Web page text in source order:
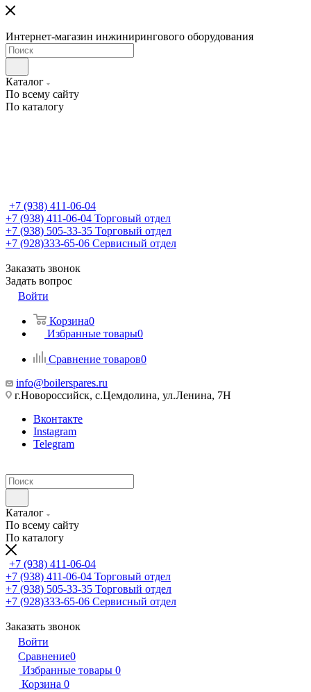
Интернет-магазин инжинирингового оборудования
Каталог
По всему сайту
По каталогу
+7 (938) 411-06-04
+7 (938) 411-06-04 Торговый отдел
+7 (938) 505-33-35 Торговый отдел
+7 (928)333-65-06 Сервисный отдел
Заказать звонок
Задать вопрос
Войти
Корзина0
Избранные товары0
Сравнение товаров0
info@boilerspares.ru
г.Новороссийск, с.Цемдолина, ул.Ленина, 7Н
Вконтакте
Instagram
Telegram
Каталог
По всему сайту
По каталогу
+7 (938) 411-06-04
+7 (938) 411-06-04 Торговый отдел
+7 (938) 505-33-35 Торговый отдел
+7 (928)333-65-06 Сервисный отдел
Заказать звонок
Войти
Сравнение0
Избранные товары 0
Корзина 0